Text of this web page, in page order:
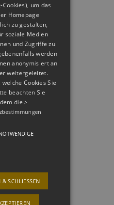
um das
Homepage
zu gestalten,
soziale Medien
und Zugriffe zu
werden
anonymisiert an
weitergeleitet.
welche Cookies Sie
beachten Sie
die>
& SCHLIESSEN